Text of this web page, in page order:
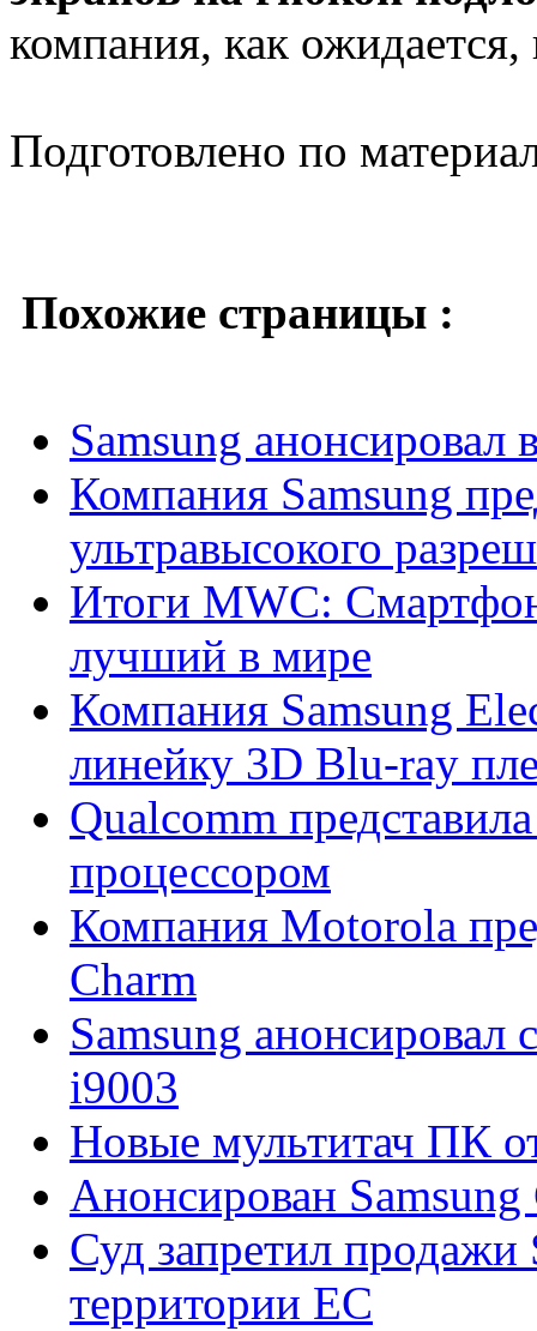
компания, как ожидается,
Подготовлено по
Похожие страницы :
Samsung
Компания Samsung
ультравысокого
Итоги MWC:
лучший в мире
Компания Samsung
линейку 3D Blu-ray
Qualcomm
процессором
Компания Motorola
Charm
Samsung
i9003
Новые мультитач ПК
Анонсирован
Суд запретил продажи
территории ЕС